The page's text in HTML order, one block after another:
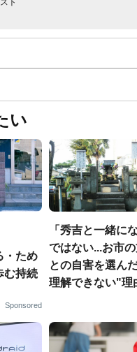
ト
い
・ため
む持続
Sponsored
「秀吉と一緒に
ではない...お市
との自害を選ん
理解できない"理